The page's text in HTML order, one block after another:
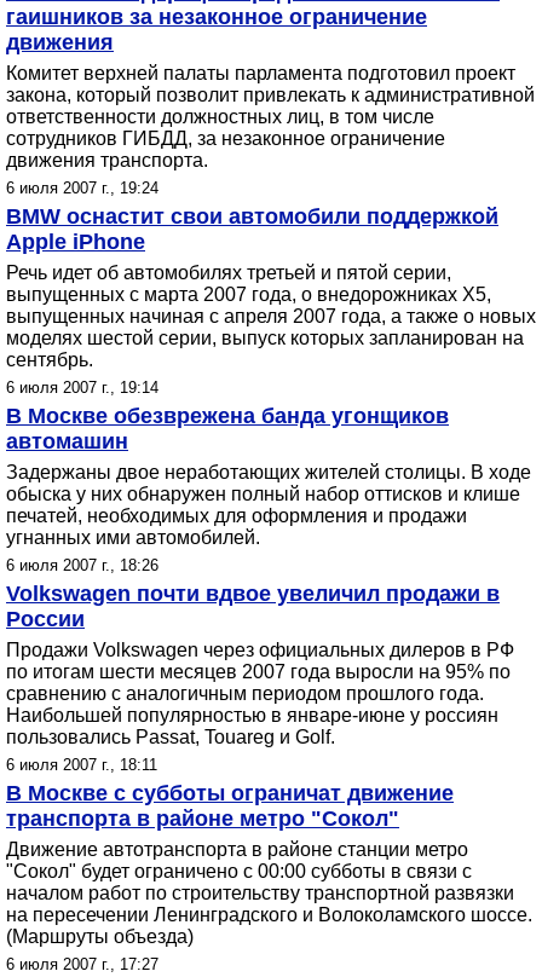
гаишников за незаконное ограничение
движения
Комитет верхней палаты парламента подготовил проект
закона, который позволит привлекать к административной
ответственности должностных лиц, в том числе
сотрудников ГИБДД, за незаконное ограничение
движения транспорта.
6 июля 2007 г., 19:24
BMW оснастит свои автомобили поддержкой
Apple iPhone
Речь идет об автомобилях третьей и пятой серии,
выпущенных с марта 2007 года, о внедорожниках X5,
выпущенных начиная с апреля 2007 года, а также о новых
моделях шестой серии, выпуск которых запланирован на
сентябрь.
6 июля 2007 г., 19:14
В Москве обезврежена банда угонщиков
автомашин
Задержаны двое неработающих жителей столицы. В ходе
обыска у них обнаружен полный набор оттисков и клише
печатей, необходимых для оформления и продажи
угнанных ими автомобилей.
6 июля 2007 г., 18:26
Volkswagen почти вдвое увеличил продажи в
России
Продажи Volkswagen через официальных дилеров в РФ
по итогам шести месяцев 2007 года выросли на 95% по
сравнению с аналогичным периодом прошлого года.
Наибольшей популярностью в январе-июне у россиян
пользовались Passat, Touareg и Golf.
6 июля 2007 г., 18:11
В Москве с субботы ограничат движение
транспорта в районе метро "Сокол"
Движение автотранспорта в районе станции метро
"Сокол" будет ограничено с 00:00 субботы в связи с
началом работ по строительству транспортной развязки
на пересечении Ленинградского и Волоколамского шоссе.
(Маршруты объезда)
6 июля 2007 г., 17:27